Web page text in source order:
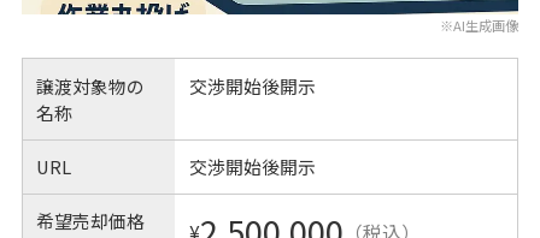
※AI生成画像
譲渡対象物の
名称
交渉開始後開示
URL 交渉開始後開示
希望売却価格 ¥ （税込）